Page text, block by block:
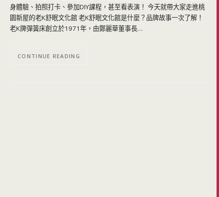
身體驗、拍照打卡、參加DIY課程，甚至看表演！ 今天就帶大家走進桃
園新屋的老K舒眠文化館 老K舒眠文化館是什麼？品牌故事一次了解！
老K牌彈簧床創立於1971年，由鄭麗華董事長…
CONTINUE READING